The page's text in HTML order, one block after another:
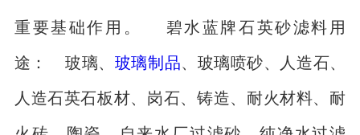
重要基础作用。 碧水蓝牌石英砂滤料用
途： 玻璃、 玻璃制品 、玻璃喷砂、人造石、
人造石英石板材、岗石、铸造、耐火材料、耐